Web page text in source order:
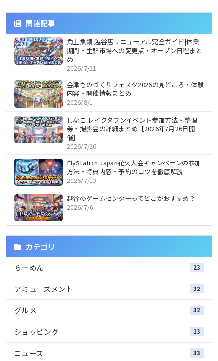
関連記事
角上魚類 越谷店リニューアル完全ガイド|休業
期間・生鮮市場への変更点・オープン日程まと
め
2026/7/21
会津ものづくりフェスタ2026の見どころ・体験
内容・開催情報まとめ
2026/8/1
しなこ レイクタウンイベント参加方法・整理
券・撮影会の詳細まとめ【2026年7月26日開
催】
2026/7/26
FlyStation Japan花火大会キャンペーンの参加
方法・特典内容・予約のコツを徹底解説
2026/7/13
越谷のゲームセンターってどこがおすすめ？
2026/7/6
カテゴリ
らーめん 23
アミューズメント 32
グルメ 32
ショッピング 13
ニュース 33